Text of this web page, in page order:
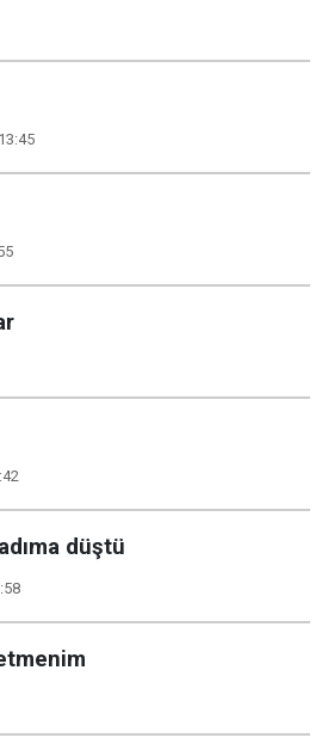
düştü